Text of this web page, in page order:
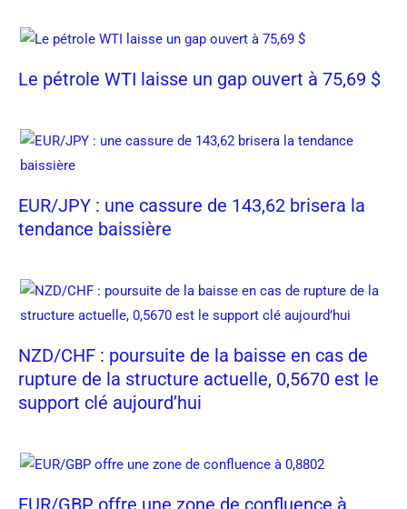
Le pétrole WTI laisse un gap ouvert à 75,69 $
EUR/JPY : une cassure de 143,62 brisera la
tendance baissière
NZD/CHF : poursuite de la baisse en cas de
rupture de la structure actuelle, 0,5670 est le
support clé aujourd’hui
EUR/GBP offre une zone de confluence à